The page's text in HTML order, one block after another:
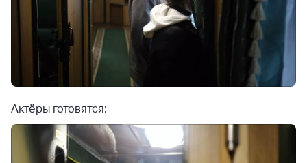
Актёры готовятся: